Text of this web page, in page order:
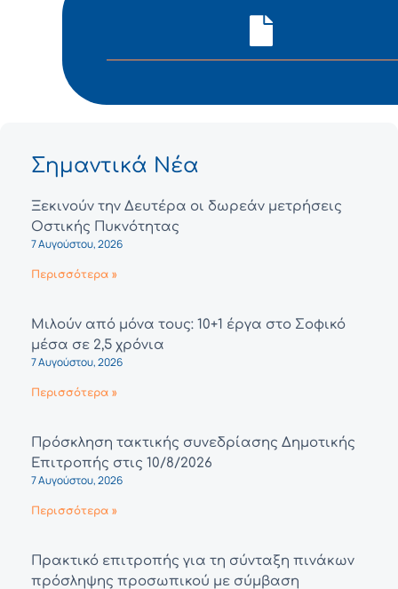
Σημαντικά Νέα
Ξεκινούν την Δευτέρα οι δωρεάν μετρήσεις
Οστικής Πυκνότητας
7 Αυγούστου, 2026
Περισσότερα »
Μιλούν από μόνα τους: 10+1 έργα στο Σοφικό
μέσα σε 2,5 χρόνια
7 Αυγούστου, 2026
Περισσότερα »
Πρόσκληση τακτικής συνεδρίασης Δημοτικής
Επιτροπής στις 10/8/2026
7 Αυγούστου, 2026
Περισσότερα »
Πρακτικό επιτροπής για τη σύνταξη πινάκων
πρόσληψης προσωπικού με σύμβαση